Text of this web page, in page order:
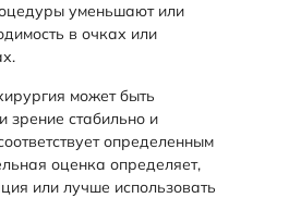
уменьшают или
в очках или
может быть
зрение стабильно и
определенным
оценка определяет,
или лучше использовать